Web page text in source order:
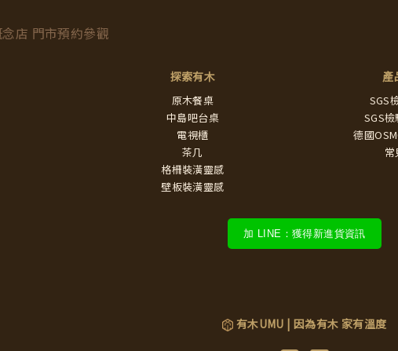
探索有木
原木餐桌
中島吧台桌
電視櫃
茶几
格柵裝潢靈感
壁板裝潢靈感
產
SGS
SGS
德國
加 LINE：獲得新進貨資訊
有木UMU | 因為有木 家有溫度